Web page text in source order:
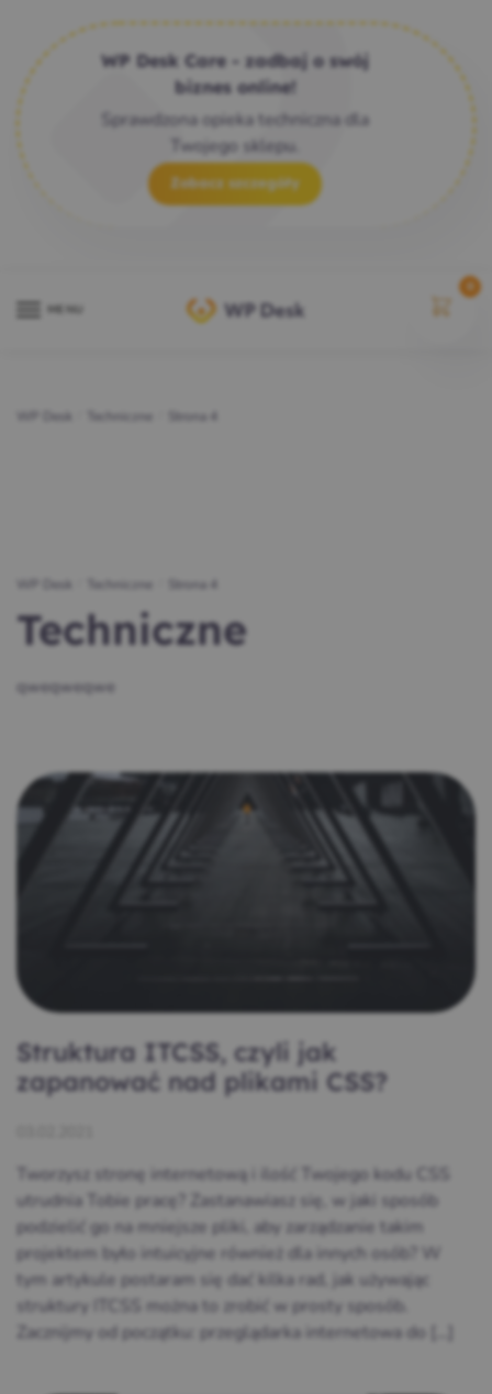
WP Desk Care - zadbaj o swój
biznes online!
Sprawdzona opieka techniczna dla
Twojego sklepu.
Zobacz szczegóły
WP Desk Techniczne Strona 4
WP Desk Techniczne Strona 4
Techniczne
qweqweqwe
Struktura ITCSS, czyli jak
zapanować nad plikami CSS?
Tworzysz stronę internetową i ilość Twojego kodu CSS
utrudnia Tobie pracę? Zastanawiasz się, w jaki sposób
podzielić go na mniejsze pliki, aby zarządzanie takim
projektem było intuicyjne również dla innych osób? W
tym artykule postaram się dać kilka rad, jak używając
struktury ITCSS można to zrobić w prosty sposób.
Zacznijmy od początku: przeglądarka internetowa do […]